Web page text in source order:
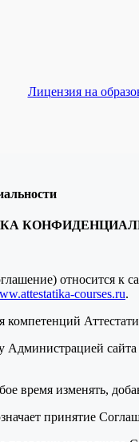
Лицензия на
относится
courses.ru.
компетенций
время изменять,
принятие